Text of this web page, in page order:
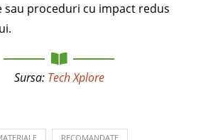
sau proceduri cu impact redus
Sursa: Tech Xplore
RECOMANDATE